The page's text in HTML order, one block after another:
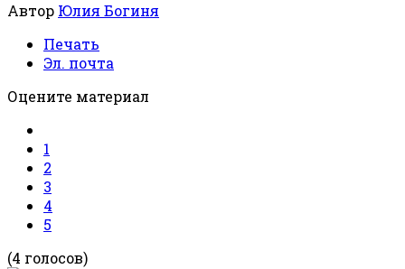
Автор Юлия Богиня
Печать
Эл. почта
Оцените материал
1
2
3
4
5
(4 голосов)